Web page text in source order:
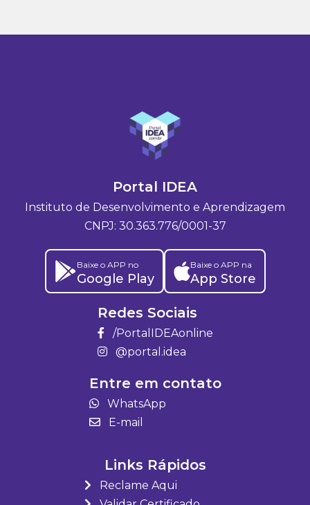
Portal IDEA
Instituto de Desenvolvimento e Aprendizagem
CNPJ: 30.363.776/0001-37
Baixe o APP no
Google Play
Baixe o APP na
App Store
Redes Sociais
/PortalIDEAonline
@portal.idea
Entre em contato
WhatsApp
E-mail
Links Rápidos
Reclame Aqui